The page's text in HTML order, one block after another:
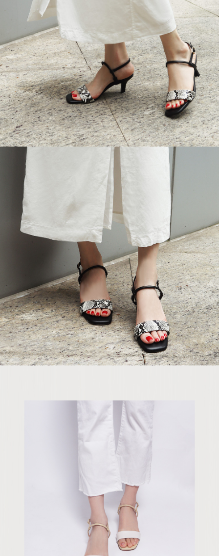
４．使用「AFTEE先享後付」時，將依據個別帳號之用戶狀況，依本公司即
時審查核予不同之上限額度；若仍有額度不足之情形，本公司將視審查結果
請求用戶進行身份認證。
５．嚴禁一人註冊多個帳號或使用他人資訊註冊。若發現惡意使用之情形，
恩沛科技股份有限公司將有權停止該用戶之使用額度並採取法律行動。